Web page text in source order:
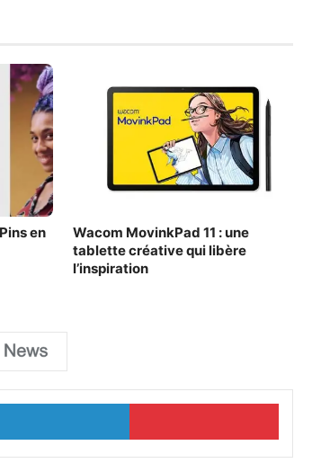
en
Wacom MovinkPad 11 : une
tablette créative qui libère
l’inspiration
Linkedin Pinterest